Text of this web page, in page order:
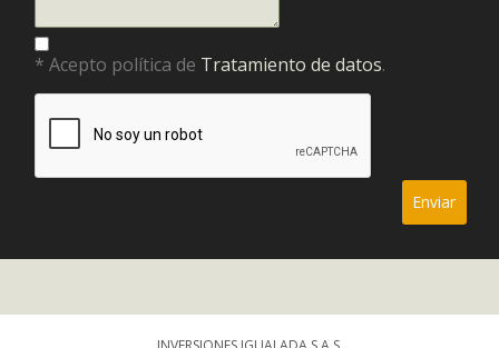
* Acepto política de Tratamiento de datos.